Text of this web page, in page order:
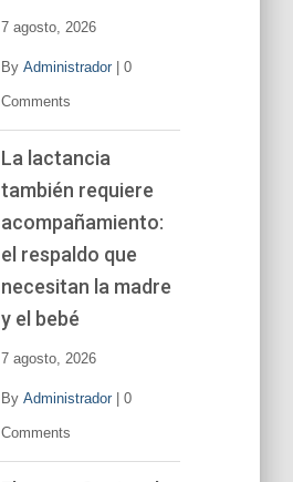
7 agosto, 2026
By Administrador| 0
Comments
La lactancia
también requiere
acompañamiento:
el respaldo que
necesitan la madre
y el bebé
7 agosto, 2026
By Administrador| 0
Comments